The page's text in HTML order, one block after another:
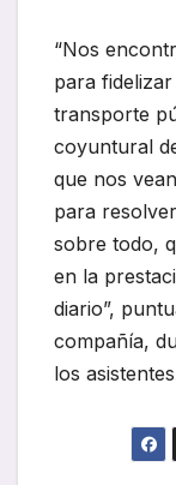
“Nos
para
transporte
coyuntural
que nos
para
sobre todo,
en la
diario”,
compañía,
los